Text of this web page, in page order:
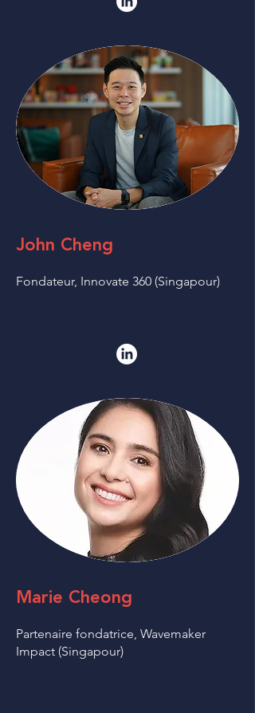
John Cheng
Fondateur, Innovate 360 (Singapour)
Marie Cheong
Partenaire fondatrice, Wavemaker
Impact (Singapour)